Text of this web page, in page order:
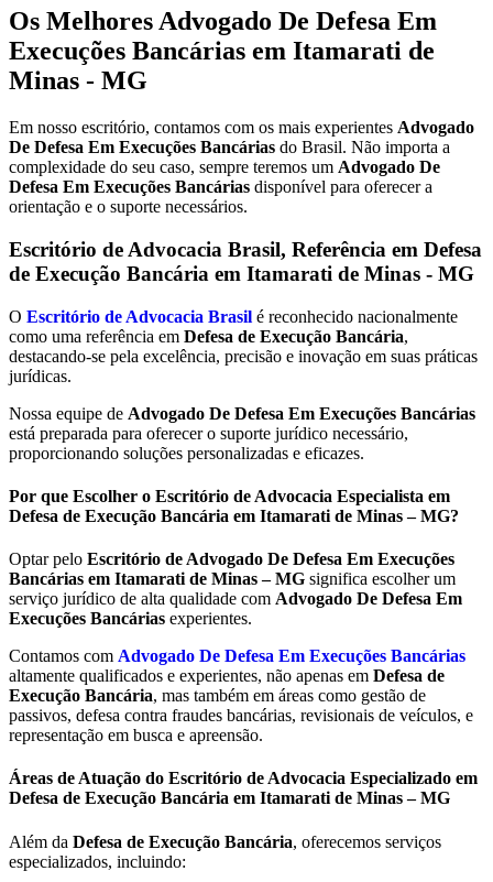
Os Melhores Advogado De Defesa Em
Execuções Bancárias em Itamarati de
Minas - MG
Em nosso escritório, contamos com os mais experientes Advogado
De Defesa Em Execuções Bancárias do Brasil. Não importa a
complexidade do seu caso, sempre teremos um Advogado De
Defesa Em Execuções Bancárias disponível para oferecer a
orientação e o suporte necessários.
Escritório de Advocacia Brasil, Referência em Defesa
de Execução Bancária em Itamarati de Minas - MG
O Escritório de Advocacia Brasil é reconhecido nacionalmente
como uma referência em Defesa de Execução Bancária,
destacando-se pela excelência, precisão e inovação em suas práticas
jurídicas.
Nossa equipe de Advogado De Defesa Em Execuções Bancárias
está preparada para oferecer o suporte jurídico necessário,
proporcionando soluções personalizadas e eficazes.
Por que Escolher o Escritório de Advocacia Especialista em
Defesa de Execução Bancária em Itamarati de Minas – MG?
Optar pelo Escritório de Advogado De Defesa Em Execuções
Bancárias em Itamarati de Minas – MG significa escolher um
serviço jurídico de alta qualidade com Advogado De Defesa Em
Execuções Bancárias experientes.
Contamos com Advogado De Defesa Em Execuções Bancárias
altamente qualificados e experientes, não apenas em Defesa de
Execução Bancária, mas também em áreas como gestão de
passivos, defesa contra fraudes bancárias, revisionais de veículos, e
representação em busca e apreensão.
Áreas de Atuação do Escritório de Advocacia Especializado em
Defesa de Execução Bancária em Itamarati de Minas – MG
Além da Defesa de Execução Bancária, oferecemos serviços
especializados, incluindo: